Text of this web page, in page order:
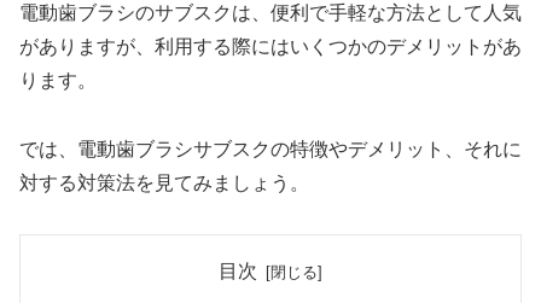
電動歯ブラシのサブスクは、便利で手軽な方法として人気
がありますが、利用する際にはいくつかのデメリットがあ
ります。
では、電動歯ブラシサブスクの特徴やデメリット、それに
対する対策法を見てみましょう。
目次